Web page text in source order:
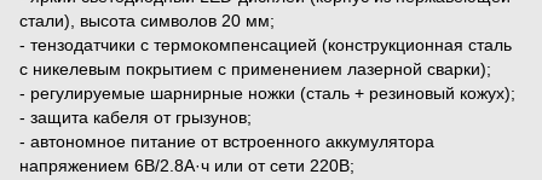
стали), высота символов 20 мм;
- тензодатчики с термокомпенсацией (конструкционная сталь
с никелевым покрытием с применением лазерной сварки);
- регулируемые шарнирные ножки (сталь + резиновый кожух);
- защита кабеля от грызунов;
- автономное питание от встроенного аккумулятора
напряжением 6В/2.8А·ч или от сети 220В;